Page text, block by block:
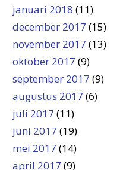
januari 2018 (11)
december 2017 (15)
november 2017 (13)
oktober 2017 (9)
september 2017 (9)
augustus 2017 (6)
juli 2017 (11)
juni 2017 (19)
mei 2017 (14)
april 2017 (9)